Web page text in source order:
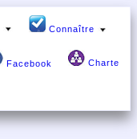
Connaître
Facebook Charte